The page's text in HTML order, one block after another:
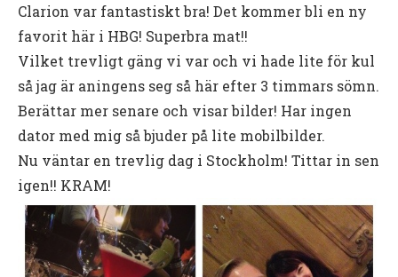
Clarion var fantastiskt bra! Det kommer bli en ny
favorit här i HBG! Superbra mat!!
Vilket trevligt gäng vi var och vi hade lite för kul
så jag är aningens seg så här efter 3 timmars sömn.
Berättar mer senare och visar bilder! Har ingen
dator med mig så bjuder på lite mobilbilder.
Nu väntar en trevlig dag i Stockholm! Tittar in sen
igen!! KRAM!